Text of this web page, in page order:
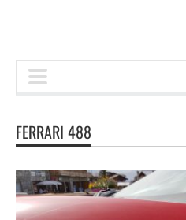
FERRARI 488